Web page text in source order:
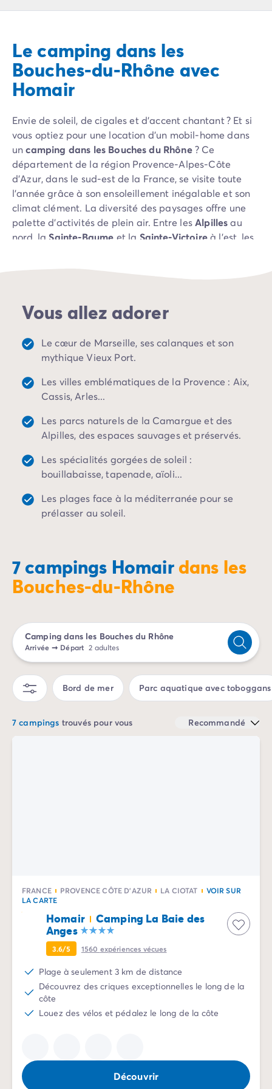
Camping Hendaye
Camping Bretagne
Camping Côtes d'Armor
Camping Finistère
Camping Saint-Malo
Camping Morbihan
Camping Vannes
Camping Centre-Val de Loire
Camping Indre-et-Loire
Camping Chenonceau
Camping Champagne-Ardenne
Camping Ardennes
Camping Corse
Camping Bastia
Camping Hauts-de-France
Camping Nord-Pas-de-Calais
Camping Picardie
Camping Ile-de-France
Camping Paris
Camping Languedoc-Roussillon
Camping Carcassonne
Camping Narbonne
Camping Gard
Camping Grau-du-Roi
Camping Cap D'Agde
Camping La Grande Motte
Camping Valras-Plage
Camping Vendres-Plage
Camping Argelès-sur-Mer
Camping Canet-en-Roussillon
Camping Collioure
Camping Le Barcarès
Camping Limousin
Camping Corrèze
Camping Aveyron
Camping Pays de la Loire
Camping Loire-Atlantique
Camping Guerande
Camping Le-Croisic
Camping Pornic
Camping La-Tranche-sur-Mer
Camping Les Sables d'Olonne
Camping Saint-Gilles-Croix-de-Vie
Camping Saint-Hilaire-De-Riez
Camping Charente-Maritime
Camping Fouras
Le camping dans les
Bouches-du-Rhône avec
Homair
Envie de soleil, de cigales et d’accent chantant ? Et si
vous optiez pour une location d’un mobil-home dans
uncamping dans les Bouches du Rhône? Ce
département de la région Provence-Alpes-Côte
d’Azur, dans le sud-est de la France, se visite toute
l’année grâce à son ensoleillement inégalable et son
climat clément. La diversité des paysages offre une
palette d’activités de plein air. Entre lesAlpillesau
nord, la Sainte-Baume et la Sainte-Victoireà l’est, les
et-une activités et découvertes vous attendent !
Découvrez les traditions qui animent la Provence.
La Ciotat ou Les Baux de Provence, puis, retrouvez
c’est aussi profiter du soleil au bord de la piscine de
votre camping étoilé, ou participer aux différentes
vacances s’annoncent ensoleillées !
Vous allez adorer
Le cœur de Marseille, ses calanques et son
mythique Vieux Port.
Les villes emblématiques de la Provence : Aix,
Cassis, Arles...
Les parcs naturels de la Camargue et des
Alpilles, des espaces sauvages et préservés.
Les spécialités gorgées de soleil :
bouillabaisse, tapenade, aïoli...
Les plages face à la méditerranée pour se
prélasser au soleil.
7 campings Homairdans les
Bouches-du-Rhône
Camping dans les Bouches du Rhône
Arrivée ➞ Départ 2 adultes
Bord de mer Parc aquatique avec toboggans
7 campings trouvés pour vous Recommandé
FRANCE PROVENCE CÔTE D'AZUR LA CIOTAT
VOIR SUR
LA CARTE
Homair
Camping La Baie des
Anges
3.6/5 1560 expériences vécues
Plage à seulement 3 km de distance
Découvrez des criques exceptionnelles le long de la
côte
Louez des vélos et pédalez le long de la côte
Découvrir